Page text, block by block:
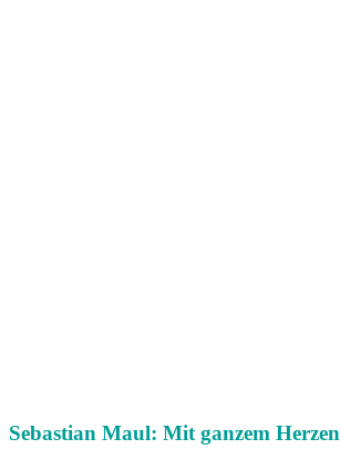
Sebastian Maul: Mit ganzem Herzen